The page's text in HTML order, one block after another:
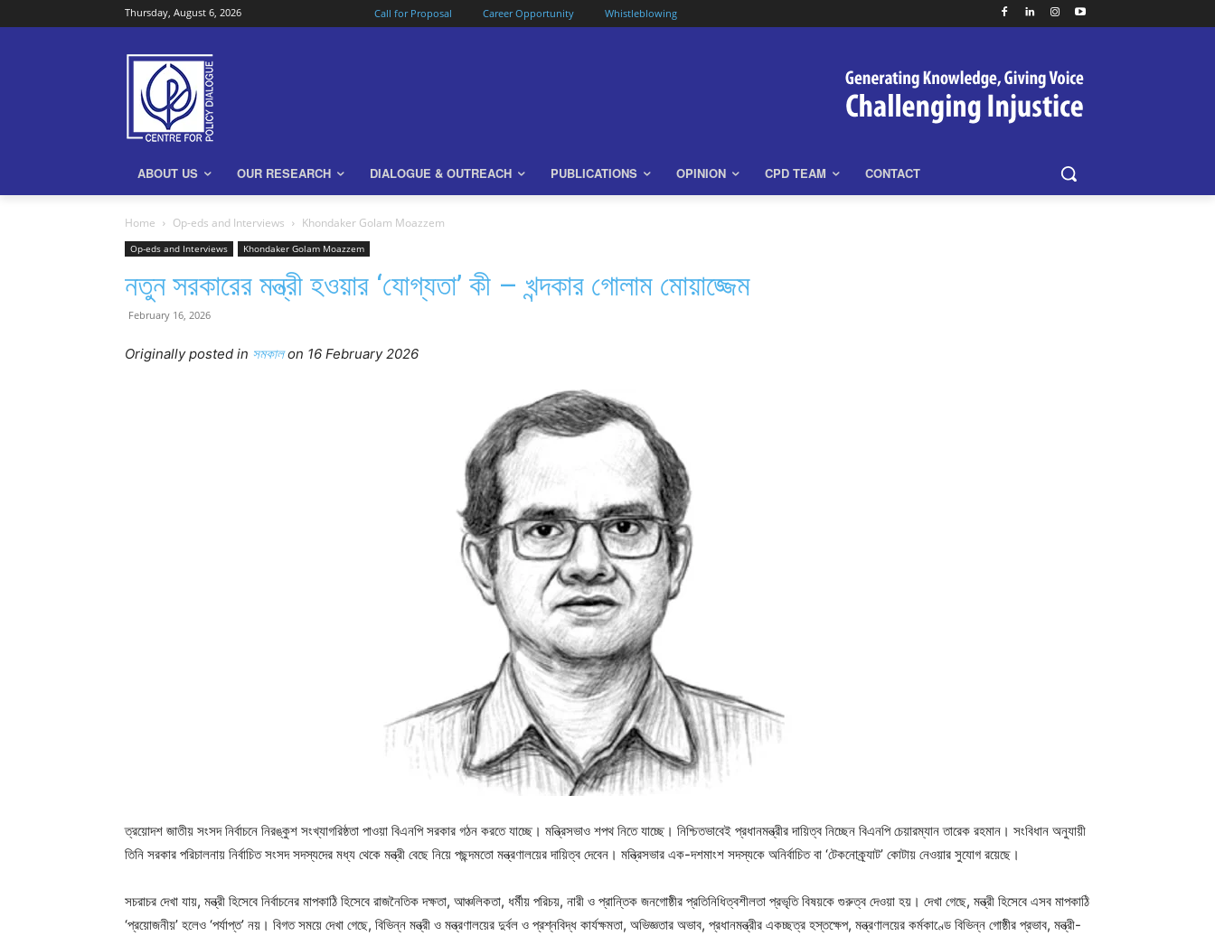
Thursday, August 6, 2026 Call for Proposal Career Opportunity Whistleblowing
ABOUT US OUR RESEARCH DIALOGUE & OUTREACH PUBLICATIONS OPINION CPD TEAM CONTACT
Home Op-eds and Interviews Khondaker Golam Moazzem
Op-eds and Interviews Khondaker Golam Moazzem
নতুন সরকারের মন্ত্রী হওয়ার ‘যোগ্যতা’ কী – খন্দকার গোলাম মোয়াজ্জেম
February 16, 2026
Originally posted in সমকালon 16 February 2026
ত্রয়োদশ জাতীয় সংসদ নির্বাচনে নিরঙ্কুশ সংখ্যাগরিষ্ঠতা পাওয়া বিএনপি সরকার গঠন করতে যাচ্ছে। মন্ত্রিসভাও শপথ নিতে যাচ্ছে। নিশ্চিতভাবেই প্রধানমন্ত্রীর দায়িত্ব নিচ্ছেন বিএনপি চেয়ারম্যান তারেক রহমান। সংবিধান অনুযায়ী
তিনি সরকার পরিচালনায় নির্বাচিত সংসদ সদস্যদের মধ্য থেকে মন্ত্রী বেছে নিয়ে পছন্দমতো মন্ত্রণালয়ের দায়িত্ব দেবেন। মন্ত্রিসভার এক-দশমাংশ সদস্যকে অনির্বাচিত বা ‘টেকনোক্র্যাট’ কোটায় নেওয়ার সুযোগ রয়েছে।
সচরাচর দেখা যায়, মন্ত্রী হিসেবে নির্বাচনের মাপকাঠি হিসেবে রাজনৈতিক দক্ষতা, আঞ্চলিকতা, ধর্মীয় পরিচয়, নারী ও প্রান্তিক জনগোষ্ঠীর প্রতিনিধিত্বশীলতা প্রভৃতি বিষয়কে গুরুত্ব দেওয়া হয়। দেখা গেছে, মন্ত্রী হিসেবে এসব মাপকাঠি
‘প্রয়োজনীয়’ হলেও ‘পর্যাপ্ত’ নয়। বিগত সময়ে দেখা গেছে, বিভিন্ন মন্ত্রী ও মন্ত্রণালয়ের দুর্বল ও প্রশ্নবিদ্ধ কার্যক্ষমতা, অভিজ্ঞতার অভাব, প্রধানমন্ত্রীর একচ্ছত্র হস্তক্ষেপ, মন্ত্রণালয়ের কর্মকাণ্ডে বিভিন্ন গোষ্ঠীর প্রভাব, মন্ত্রী-